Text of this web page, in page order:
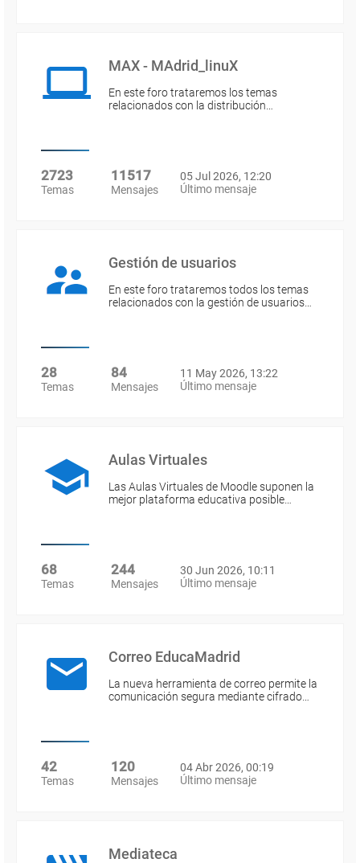
MAX - MAdrid_linuX
En este foro trataremos los temas
relacionados con la distribución…
2723
Temas
11517
Mensajes
05 Jul 2026, 12:20
Último mensaje
Gestión de usuarios
En este foro trataremos todos los temas
relacionados con la gestión de usuarios…
28
Temas
84
Mensajes
11 May 2026, 13:22
Último mensaje
Aulas Virtuales
Las Aulas Virtuales de Moodle suponen la
mejor plataforma educativa posible…
68
Temas
244
Mensajes
30 Jun 2026, 10:11
Último mensaje
Correo EducaMadrid
La nueva herramienta de correo permite la
comunicación segura mediante cifrado…
42
Temas
120
Mensajes
04 Abr 2026, 00:19
Último mensaje
Mediateca